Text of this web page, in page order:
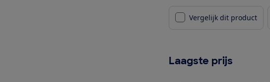
Vergelijk dit product
Laagste prijs